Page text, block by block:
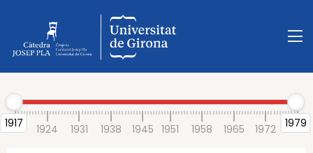
1917 1979
1917 1924 1931 1938 1945 1951 1958 1965 1972 1979